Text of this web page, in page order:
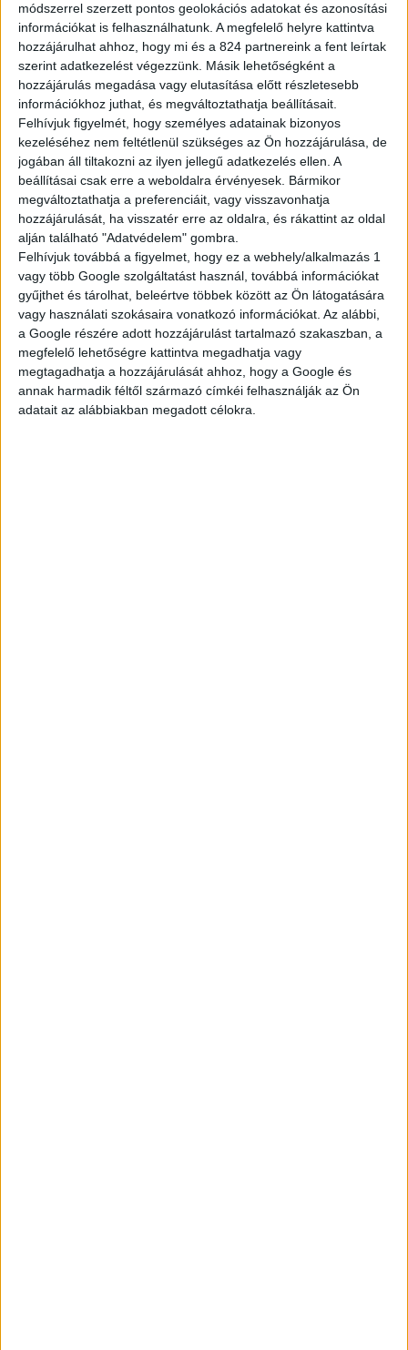
módszerrel szerzett pontos geolokációs adatokat és azonosítási
információkat is felhasználhatunk. A megfelelő helyre kattintva
hozzájárulhat ahhoz, hogy mi és a 824 partnereink a fent leírtak
szerint adatkezelést végezzünk. Másik lehetőségként a
hozzájárulás megadása vagy elutasítása előtt részletesebb
információkhoz juthat, és megváltoztathatja beállításait.
Felhívjuk figyelmét, hogy személyes adatainak bizonyos
kezeléséhez nem feltétlenül szükséges az Ön hozzájárulása, de
jogában áll tiltakozni az ilyen jellegű adatkezelés ellen. A
beállításai csak erre a weboldalra érvényesek. Bármikor
megváltoztathatja a preferenciáit, vagy visszavonhatja
hozzájárulását, ha visszatér erre az oldalra, és rákattint az oldal
alján található "Adatvédelem" gombra.
Felhívjuk továbbá a figyelmet, hogy ez a webhely/alkalmazás 1
vagy több Google szolgáltatást használ, továbbá információkat
gyűjthet és tárolhat, beleértve többek között az Ön látogatására
vagy használati szokásaira vonatkozó információkat. Az alábbi,
a Google részére adott hozzájárulást tartalmazó szakaszban, a
megfelelő lehetőségre kattintva megadhatja vagy
megtagadhatja a hozzájárulását ahhoz, hogy a Google és
annak harmadik féltől származó címkéi felhasználják az Ön
adatait az alábbiakban megadott célokra.
MEGNÉZEM